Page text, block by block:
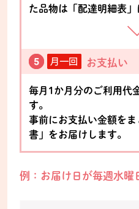
た品物は「配達明細表」
お支払い
毎月1か月分のご利用代
す。
事前にお支払い金額を
書」をお届けします。
例：お届け日が毎週水曜